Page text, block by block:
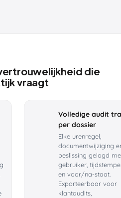
die
vraagt
Volledige audit
per dossier
Elke urenregel,
documentwijziging
beslissing gelogd
gebruiker,
en voor/na-staat.
Exporteerbaar voor
klantaudits,